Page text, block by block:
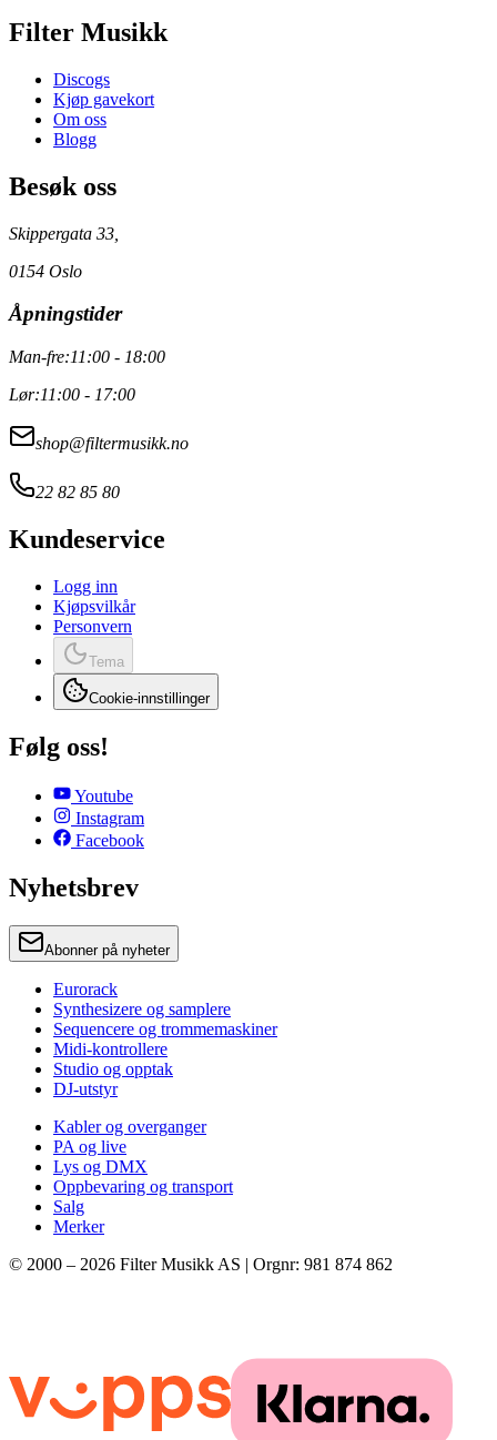
Filter Musikk
Discogs
Kjøp gavekort
Om oss
Blogg
Besøk oss
Skippergata 33,
0154 Oslo
Åpningstider
Man-fre:11:00 - 18:00
Lør:11:00 - 17:00
shop@filtermusikk.no
22 82 85 80
Kundeservice
Logg inn
Kjøpsvilkår
Personvern
Tema
Cookie-innstillinger
Følg oss!
Youtube
Instagram
Facebook
Nyhetsbrev
Abonner på nyheter
Eurorack
Synthesizere og samplere
Sequencere og trommemaskiner
Midi-kontrollere
Studio og opptak
DJ-utstyr
Kabler og overganger
PA og live
Lys og DMX
Oppbevaring og transport
Salg
Merker
© 2000 – 2026 Filter Musikk AS | Orgnr: 981 874 862